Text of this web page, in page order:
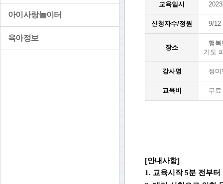
아이사랑놀이터
육아정보
교육일시
신청자수/정원 9/12
장소
행복
기도
강사명 정미
교육비 무료
[안내사항]
1. 교육시작5분 전부터